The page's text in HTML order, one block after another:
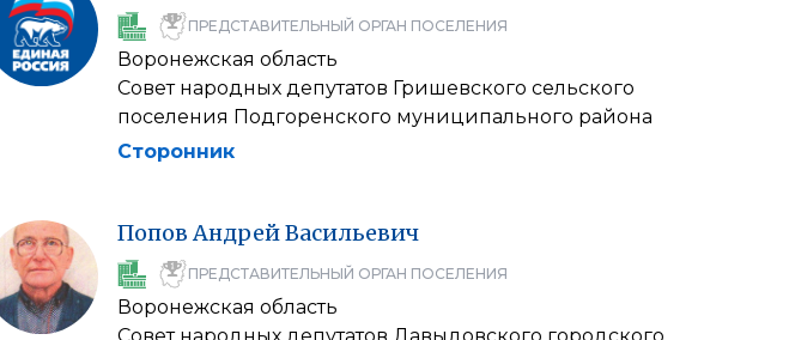
ПРЕДСТАВИТЕЛЬНЫЙ ОРГАН ПОСЕЛЕНИЯ
Воронежская область
Совет народных депутатов Гришевского сельского
поселения Подгоренского муниципального района
Сторонник
Попов АндрейВасильевич
ПРЕДСТАВИТЕЛЬНЫЙ ОРГАН ПОСЕЛЕНИЯ
Воронежская область